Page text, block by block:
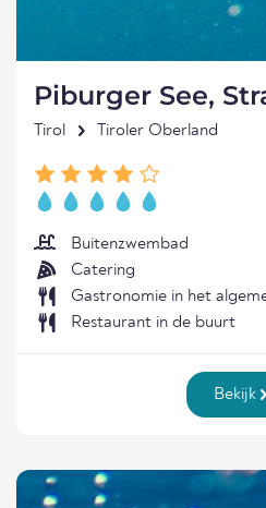
Piburger See,
Tirol Tiroler Oberland
Buitenzwembad
Catering
Gastronomie in het
Restaurant in de buurt
Bekijk